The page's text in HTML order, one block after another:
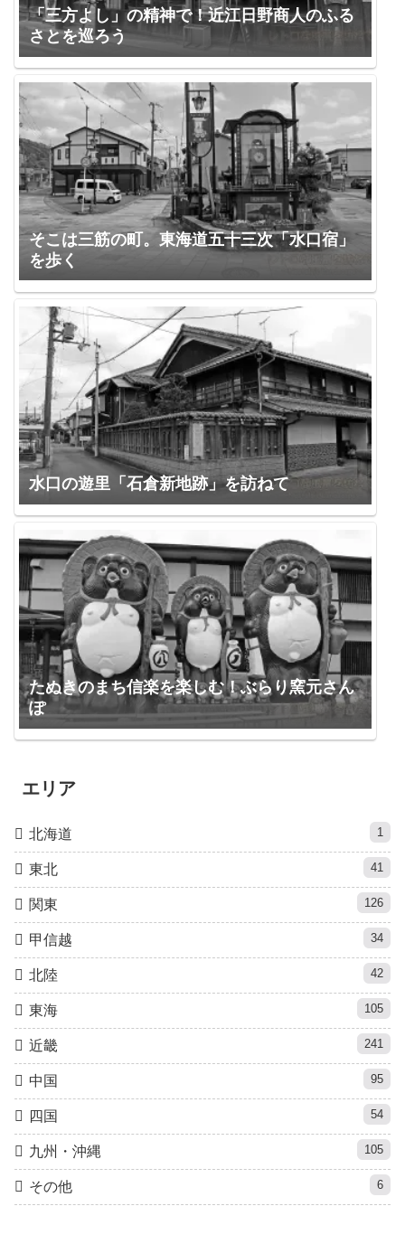
「三方よし」の精神で！近江日野商人のふる
さとを巡ろう
そこは三筋の町。東海道五十三次「水口宿」
を歩く
水口の遊里「石倉新地跡」を訪ねて
たぬきのまち信楽を楽しむ！ぶらり窯元さん
ぽ
エリア
北海道 1
東北 41
関東 126
甲信越 34
北陸 42
東海 105
近畿 241
中国 95
四国 54
九州・沖縄 105
その他 6